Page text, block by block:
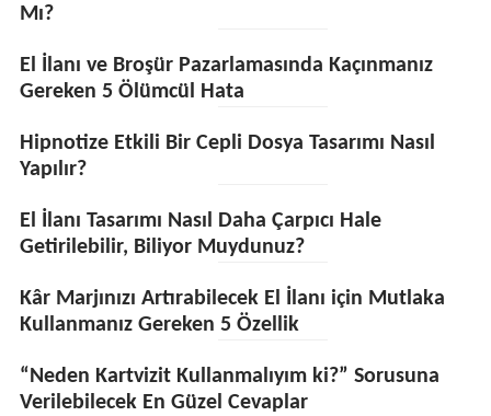
Mı?
El İlanı ve Broşür Pazarlamasında Kaçınmanız
Gereken 5 Ölümcül Hata
Hipnotize Etkili Bir Cepli Dosya Tasarımı Nasıl
Yapılır?
El İlanı Tasarımı Nasıl Daha Çarpıcı Hale
Getirilebilir, Biliyor Muydunuz?
Kâr Marjınızı Artırabilecek El İlanı için Mutlaka
Kullanmanız Gereken 5 Özellik
“Neden Kartvizit Kullanmalıyım ki?” Sorusuna
Verilebilecek En Güzel Cevaplar